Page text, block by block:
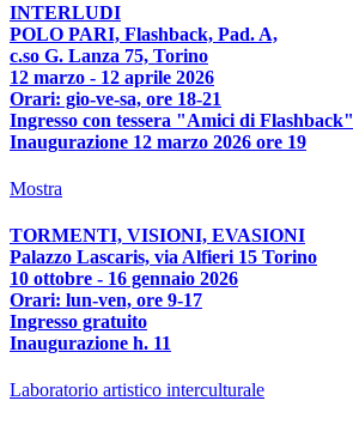
INTERLUDI
POLO PARI, Flashback, Pad. A,
c.so G. Lanza 75, Torino
12 marzo - 12 aprile 2026
Orari: gio-ve-sa, ore 18-21
Ingresso con tessera "Amici di Flashback"
Inaugurazione 12 marzo 2026 ore 19
Mostra
TORMENTI, VISIONI, EVASIONI
Palazzo Lascaris, via Alfieri 15 Torino
10 ottobre - 16 gennaio 2026
Orari: lun-ven, ore 9-17
Ingresso gratuito
Inaugurazione h. 11
Laboratorio artistico interculturale